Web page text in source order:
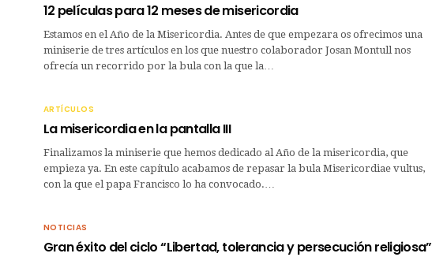
12 películas para 12 meses de misericordia
Estamos en el Año de la Misericordia. Antes de que empezara os ofrecimos una
miniserie de tres artículos en los que nuestro colaborador Josan Montull nos
ofrecía un recorrido por la bula con la que la…
ARTÍCULOS
La misericordia en la pantalla III
Finalizamos la miniserie que hemos dedicado al Año de la misericordia, que
empieza ya. En este capítulo acabamos de repasar la bula Misericordiae vultus,
con la que el papa Francisco lo ha convocado.…
NOTICIAS
Gran éxito del ciclo “Libertad, tolerancia y persecución religiosa”